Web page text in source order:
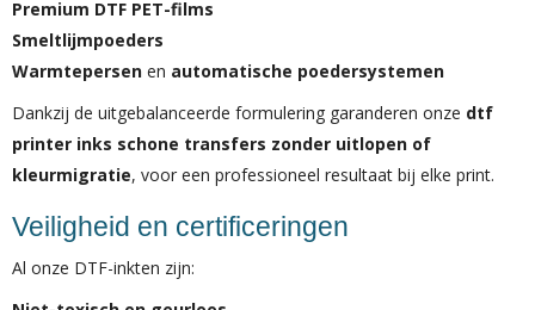
Premium DTF PET-films
Smeltlijmpoeders
Warmtepersen en automatische poedersystemen
Dankzij de uitgebalanceerde formulering garanderen onze dtf
printer inks schone transfers zonder uitlopen of
kleurmigratie, voor een professioneel resultaat bij elke print.
Veiligheid en certificeringen
Al onze DTF-inkten zijn: